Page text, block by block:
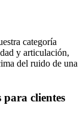
categoría
y articulación,
del ruido de una
clientes